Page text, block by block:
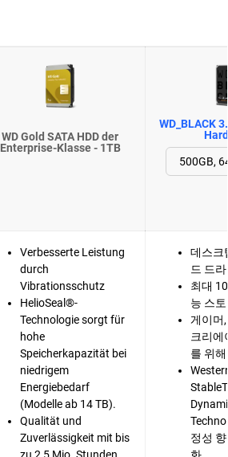
WD Gold SATA HDD der
Enterprise-Klasse - 1TB
WD_BLACK
Verbesserte Leistung
durch
Vibrationsschutz
HelioSeal®-
Technologie sorgt für
hohe
Speicherkapazität bei
niedrigem
Energiebedarf
(Modelle ab 14 TB).
Qualität und
Zuverlässigkeit mit bis
데스크
드 드
최대
능 스
게이머
크리에
를 위
정성